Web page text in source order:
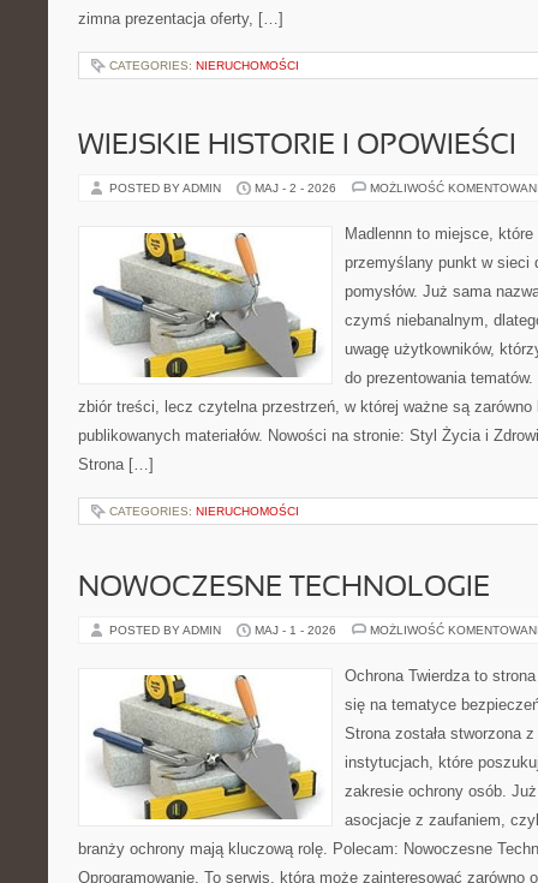
zimna prezentacja oferty, […]
CATEGORIES: NIERUCHOMOŚCI
WIEJSKIE HISTORIE I OPOWIEŚCI
POSTED BY ADMIN MAJ - 2 - 2026 MOŻLIWOŚĆ
Madlennn to miejsce,
przemyślany punkt w sieci
pomysłów. Już sama
czymś niebanalnym,
uwagę użytkowników,
do prezentowania
zbiór treści, lecz czytelna przestrzeń, w której ważne są
publikowanych materiałów. Nowości na stronie: Styl Życia i
Strona […]
CATEGORIES: NIERUCHOMOŚCI
NOWOCZESNE TECHNOLOGIE
POSTED BY ADMIN MAJ - 1 - 2026 MOŻLIWOŚĆ
Ochrona Twierdza to
się na tematyce
Strona została stworzona
instytucjach, które
zakresie ochrony osób.
asocjacje z zaufaniem,
branży ochrony mają kluczową rolę. Polecam: Nowoczesne
Oprogramowanie. To serwis, która może zainteresować zarówno